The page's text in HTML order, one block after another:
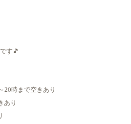
す🎵
20時まで空きあり
あり